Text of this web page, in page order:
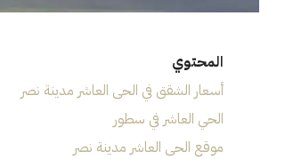
المحتوي
أسعار الشقق في الحى العاشر مدينة نصر
الحي العاشر في سطور
موقع الحى العاشر مدينة نصر